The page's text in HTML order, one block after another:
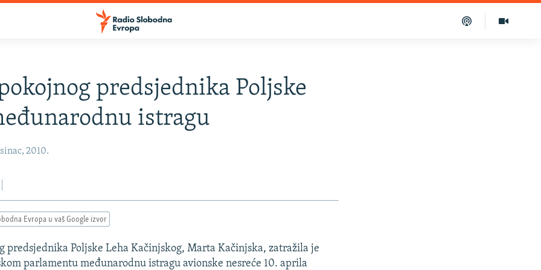
predsjednika Poljske
istragu
2010.
Evropa u vaš Google izvor
predsjednika Poljske Leha Kačinjskog, Marta Kačinjska, zatražila je
parlamentu međunarodnu istragu avionske nesreće 10. aprila